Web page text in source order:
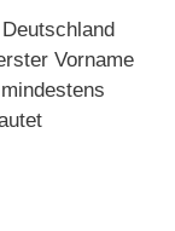
Vorname
mindestens